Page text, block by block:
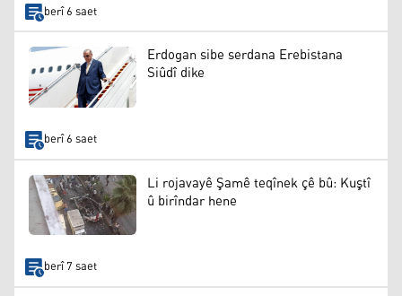
berî 6 saet
Erdogan sibe serdana Erebistana
Siûdî dike
berî 6 saet
Li rojavayê Şamê teqînek çê bû: Kuştî
û birîndar hene
berî 7 saet